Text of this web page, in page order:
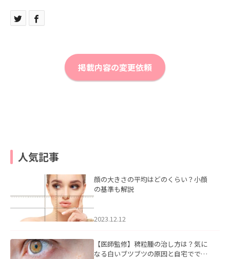
掲載内容の変更依頼
人気記事
顔の大きさの平均はどのくらい？小顔
の基準も解説
2023.12.12
【医師監修】稗粒腫の治し方は？気に
なる白いブツブツの原因と自宅ででき